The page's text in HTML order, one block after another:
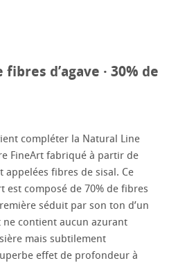
fibres d’agave · 30% de
compléter la Natural Line
FineArt fabriqué à partir de
appelées fibres de sisal. Ce
est composé de 70% de fibres
séduit par son ton d’un
contient aucun azurant
mais subtilement
effet de profondeur à